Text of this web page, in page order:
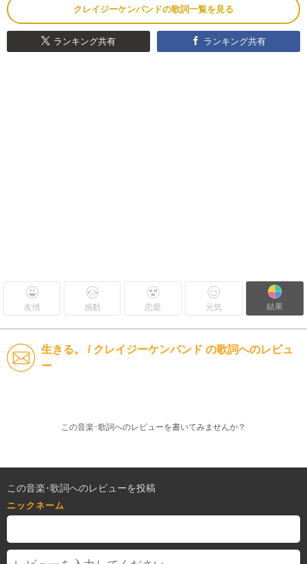
クレイジーケンバンドの歌詞一覧を見る
ランキング共有 ランキング共有
友情 感動 恋愛 元気 結果
生きる。 / クレイジーケンバンド の歌詞へのレビュ
ー
この音楽･歌詞へのレビューを書いてみませんか？
この音楽･歌詞へのレビューを投稿
ニックネーム